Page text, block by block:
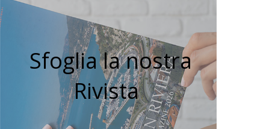
Sfoglia la nostra
Rivista